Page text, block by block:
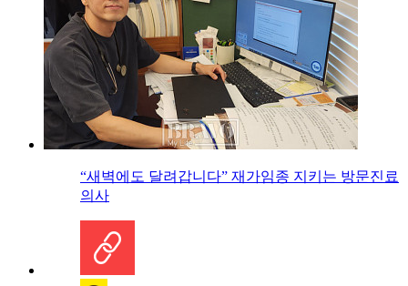
“새벽에도 달려갑니다” 재가임종 지키는 방문진료
의사